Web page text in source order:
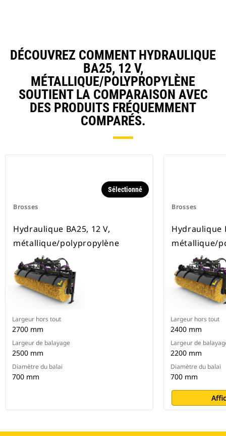
DÉCOUVREZ COMMENT HYDRAULIQUE
BA25, 12 V,
MÉTALLIQUE/POLYPROPYLÈNE
SOUTIENT LA COMPARAISON AVEC
DES PRODUITS FRÉQUEMMENT
COMPARÉS.
Brosses
Sélectionné
Hydraulique BA25, 12 V,
métallique/polypropylène
Largeur hors tout
2700 mm
Largeur de balayage
2500 mm
Diamètre du balai
700 mm
Brosses
Hydraulique
métallique/
Largeur hors tout
2400 mm
Largeur de
2200 mm
Diamètre du balai
700 mm